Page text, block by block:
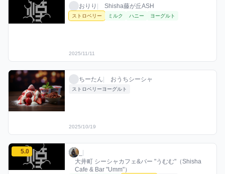
おりりのストロベリーミックスを見る
おりり / お店シーシャ / 2025年11月11日
おりり Shisha藤が丘ASH
利用フレーバー
ストロベリー ミルク ハニー ヨーグルト
2025/11/11
ちーたんのストロベリーミックスを見る
ちーたん / おうちシーシャ / 2025年10月19
ちーたん おうちシーシャ
利用フレーバー
ストロベリーヨーグルト
2025/10/19
_のストロベリーミックスを見る
5.0 _ / お店シーシャ / 2026年4月24日
大井町 シーシャカフェ&バー "うむむ"（Shisha
Cafe & Bar "Umm"）
利用フレーバー
評価